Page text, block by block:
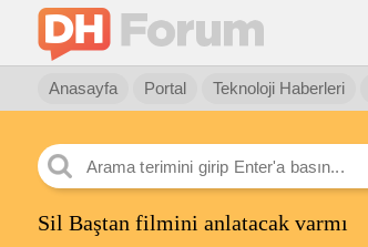
Anasayfa Portal Teknoloji Haberleri
Sil Baştan filmini anlatacak varmı